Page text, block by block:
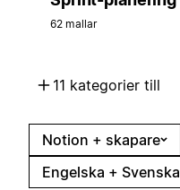
62 mallar
11 kategorier till
Notion + skapare
Engelska + Svenska